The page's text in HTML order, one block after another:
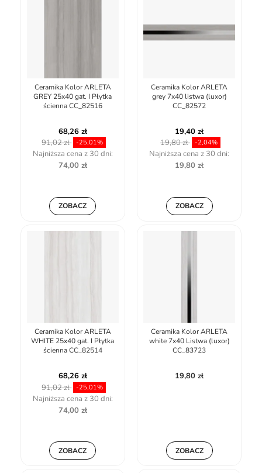
Ceramika Kolor ARLETA
GREY 25x40 gat. I Płytka
ścienna CC_82516
68,26 zł
91,02 zł -25,01%
Najniższa cena z 30 dni:
74,00 zł
ZOBACZ
Ceramika Kolor ARLETA
grey 7x40 listwa (luxor)
CC_82572
19,40 zł
19,80 zł -2,04%
Najniższa cena z 30 dni:
19,80 zł
ZOBACZ
Ceramika Kolor ARLETA
WHITE 25x40 gat. I Płytka
ścienna CC_82514
68,26 zł
91,02 zł -25,01%
Najniższa cena z 30 dni:
74,00 zł
ZOBACZ
Ceramika Kolor ARLETA
white 7x40 Listwa (luxor)
CC_83723
19,80 zł
ZOBACZ